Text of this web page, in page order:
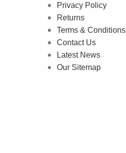
Privacy Policy
Returns
Terms & Conditions
Contact Us
Latest News
Our Sitemap